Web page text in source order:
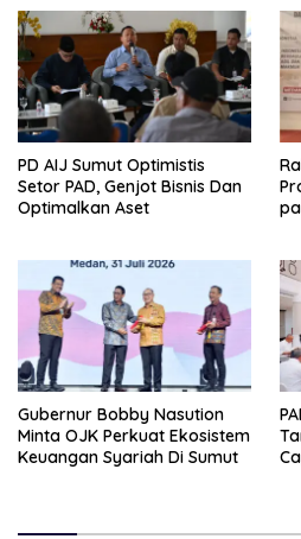
PD AIJ Sumut Optimistis
Setor PAD, Genjot Bisnis Dan
Optimalkan Aset
Gubernur Bobby Nasution
Minta OJK Perkuat Ekosistem
Keuangan Syariah Di Sumut